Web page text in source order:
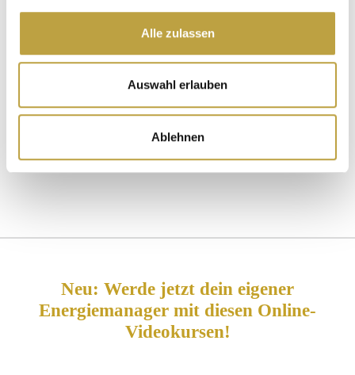
Alle zulassen
Auswahl erlauben
Ablehnen
Wenn du mehr über die verborgene Energie des Lebens
erfahren möchtest, empfehle ich das BuchElectric Life
– ein leuchtender Leitfaden für Gesundheit, Energie und
Neu: Werde jetzt dein eigener
Energiemanager mit diesen Online-
Videokursen!